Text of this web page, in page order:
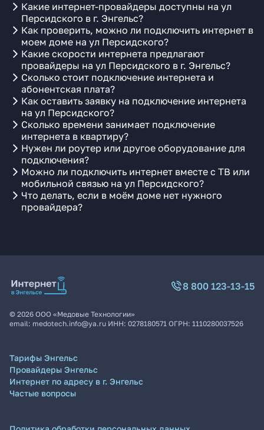
Какие интернет-провайдеры доступны на ул
Персидского в г. Энгельс?
Как проверить, можно ли подключить интернет в
моем доме на ул Персидского?
Какие скорости интернета предлагают
провайдеры на ул Персидского в г. Энгельс?
Сколько стоит подключение интернета и
абонентская плата?
Как оставить заявку на подключение интернета
на ул Персидского?
Сколько времени занимает подключение
интернета в квартиру?
Нужен ли роутер или другое оборудование для
подключения?
Можно ли подключить интернет вместе с ТВ или
мобильной связью на ул Персидского?
Что делать, если в моём доме нет нужного
провайдера?
8 800 123-13-15
© 2026 ООО «Медовые Технологии»
email: medotech.info@ya.ru ИНН: 0278180571 ОГРН: 1110280037526
Тарифы Энгельс
Провайдеры Энгельс
Интернет по адресу в г. Энгельс
Частые вопросы